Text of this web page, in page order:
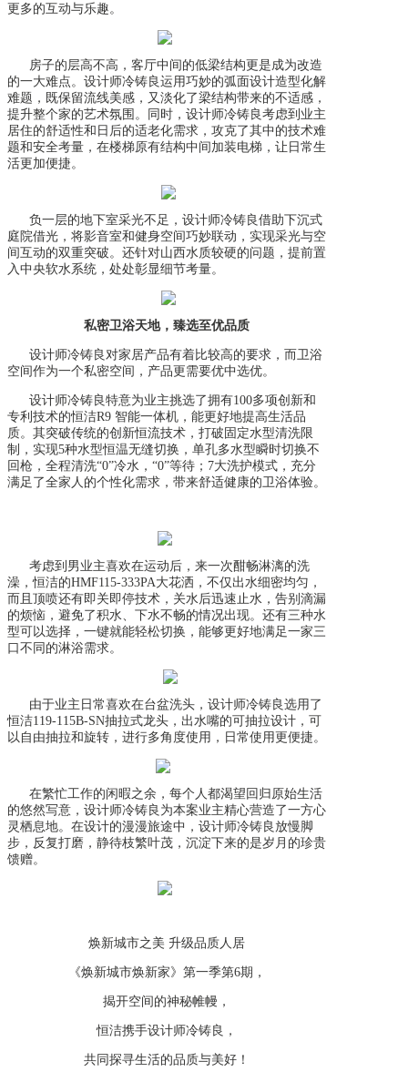
更多的互动与乐趣 。
房子的层高不高，客厅中间的低梁结构更是成为改造
的一大难点。设计师冷铸良运用巧妙的弧面设计造型化解
难题，既保留流线美感，又淡化了梁结构带来的不适感，
提升整个家的艺术氛围。同时，设计师冷铸良考虑到业主
居住的舒适性和日后的适老化需求，攻克了其中的技术难
题和安全考量，在楼梯原有结构中间加装电梯，让日常生
活更加便捷。
负一层的地下室采光不足，设计师冷铸良借助下沉式
庭院借光，将影音室和健身空间巧妙联动，实现采光与空
间互动的双重突破。还针对山西水质较硬的问题，提前置
入中央软水系统，处处彰显细节考量。
私密卫浴天地，臻选至优品质
设计师冷铸良 对家居产品有着比较高的要求， 而卫浴
空间作为一个私密空间，产品更需要优中选优。
设计师冷铸良特意为业主挑选了拥有100多项创新和
专利技术的恒洁R9 智能一体机， 能更好地提高生活品
质。其突破传统的创新恒流技术， 打破固定水型清洗限
制，实现5种水型恒温无缝切换，单孔多水型瞬时切换不
回枪，全程清洗“0”冷水，“0”等待 ； 7大洗护模式，充分
满足了全家人的个性化需求， 带来舒适健康的卫浴体验。
考虑到 男业主喜欢在运动后 ， 来一次酣畅淋漓的洗
澡，恒洁的HMF115-333PA大花洒 ， 不仅出水细密均匀 ，
而且 顶喷还有即关即停技术， 关水后迅速止水，告别滴漏
的烦恼，避免了积水、下水不畅的情况出现。还有三种水
型可以选择，一键就能轻松切换，能够更好地满足一家三
口不同的淋浴需求。
由于业主 日常喜欢在台盆洗头， 设计师冷铸良选用了
恒洁119-115B-SN抽拉式龙头， 出水嘴的可抽拉设计， 可
以自由抽拉和旋转， 进行多角度使用，日常使用更便捷。
在繁忙工作的闲暇之余，每个人都渴望回归原始生活
的悠然写意， 设计师冷铸良为本案业主精心营造了一方心
灵栖息地。在设计的漫漫旅途中，设计师冷铸良放慢脚
步 ，反复打磨，静待枝繁叶茂，沉淀下来的是岁月的珍贵
馈赠。
焕新城市之美 升级品质人居
《焕新城市焕新家》第一季第6期，
揭开空间的神秘帷幔，
恒洁携手设计师冷铸良，
共同探寻生活的品质与美好！